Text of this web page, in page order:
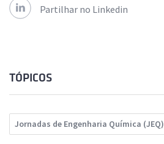
Partilhar no Linkedin
TÓPICOS
Jornadas de Engenharia Química (JEQ)